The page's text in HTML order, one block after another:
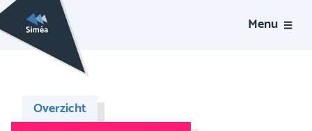
Menu
Overzicht